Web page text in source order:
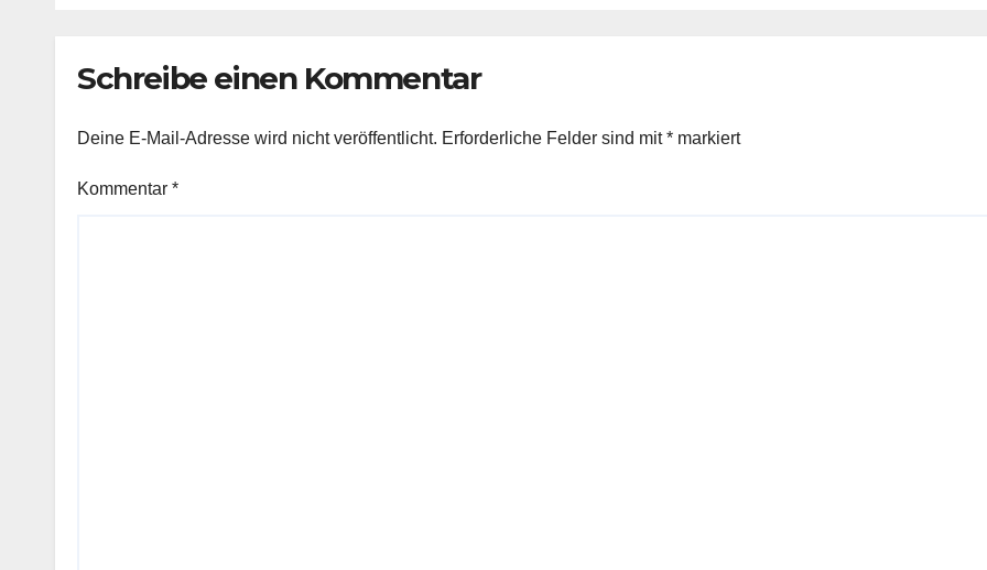
Schreibe einen Kommentar
Deine E-Mail-Adresse wird nicht veröffentlicht. Erforderliche Felder sind mit* markiert
Kommentar *